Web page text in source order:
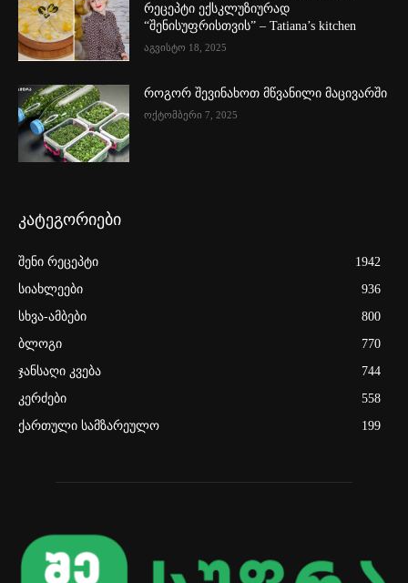
რეცეპტი ექსკლუზიურად
“შენისუფრისთვის” – Tatiana’s kitchen
აგვისტო 18, 2025
როგორ შევინახოთ მწვანილი მაცივარში
ოქტომბერი 7, 2025
კატეგორიები
შენი რეცეპტი
1942
სიახლეები
936
სხვა-ამბები
800
ბლოგი
770
ჯანსაღი კვება
744
კერძები
558
ქართული სამზარეულო
199